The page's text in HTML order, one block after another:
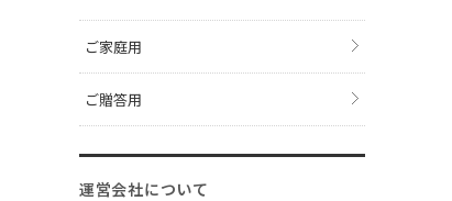
ご家庭用
ご贈答用
運営会社について